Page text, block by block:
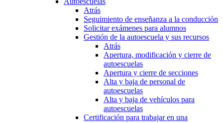
Atrás
Seguimiento de enseñanza a la conducción
Solicitar exámenes para alumnos
Gestión de la autoescuela y sus recursos
Atrás
Apertura, modificación y cierre de
autoescuelas
Apertura y cierre de secciones
Alta y baja de personal de
autoescuelas
Alta y baja de vehículos para
autoescuelas
Certificación para trabajar en una